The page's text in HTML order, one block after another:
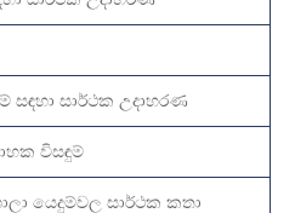
සඳහා සාර්ථක උදාහරණ
විසඳුම්
යෙදුම්වල සාර්ථක කතා